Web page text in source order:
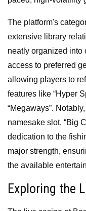
The platform's
extensive library
neatly organized into
access to preferred
allowing players to
features like “Hyper
“Megaways”.
namesake slot, “Big
dedication to the
major strength,
the available
Exploring the